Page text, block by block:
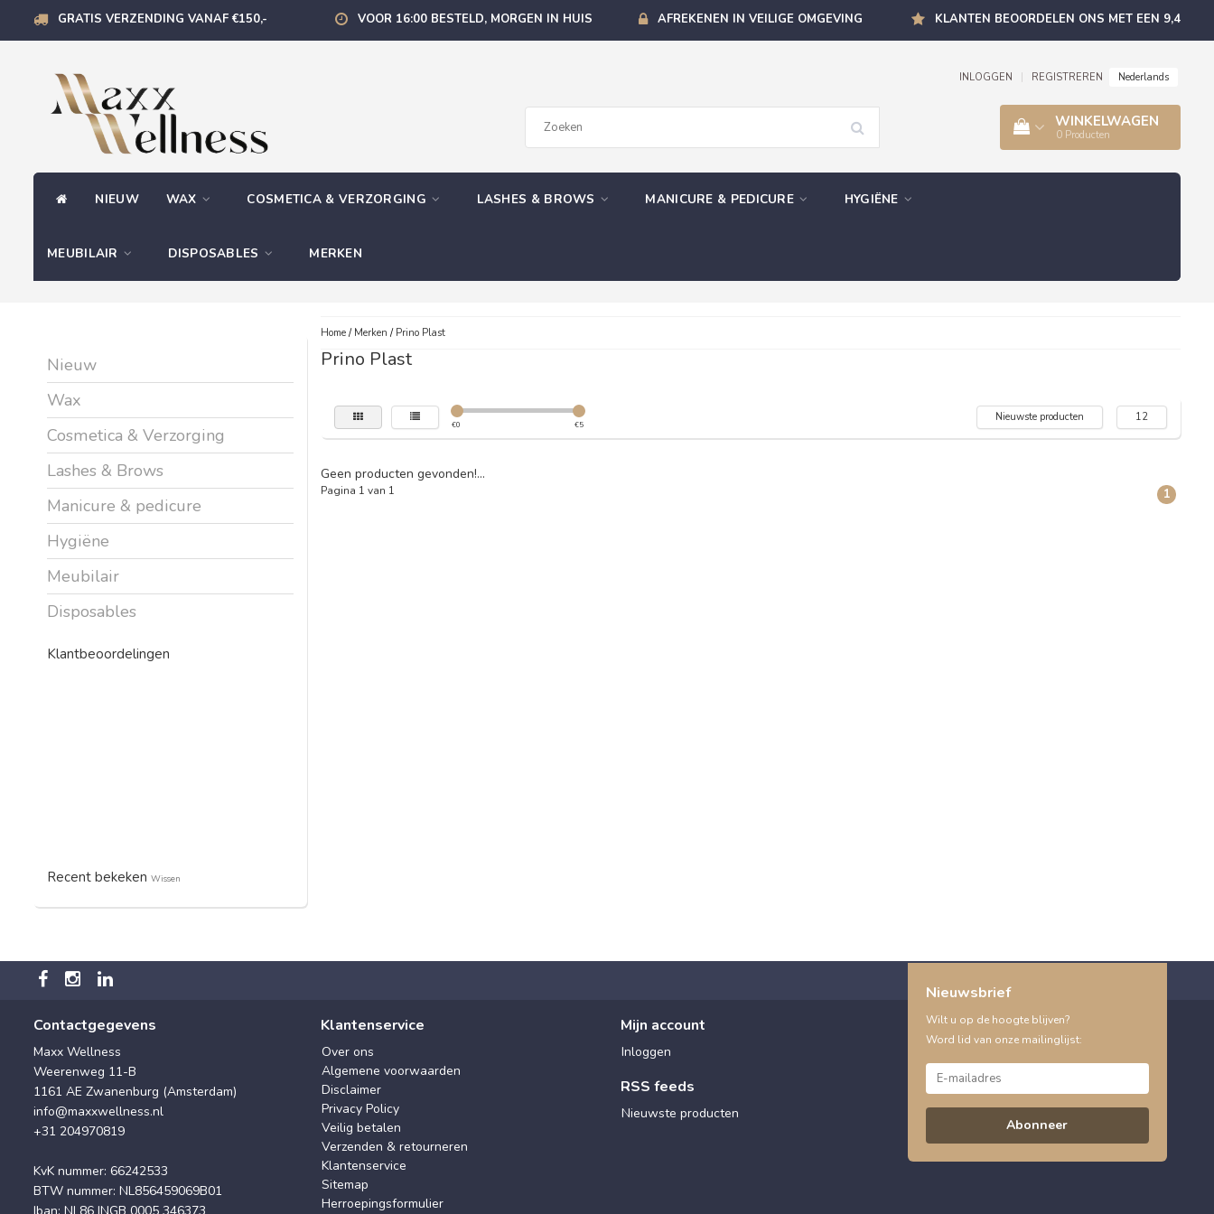
GRATIS VERZENDING VANAF €150,- VOOR 16:00 BESTELD, MORGEN IN HUIS AFREKENEN IN VEILIGE OMGEVING KLANTEN BEOORDELEN ONS MET EEN 9,4
INLOGGEN REGISTREREN Nederlands
WINKELWAGEN
0 Producten
NIEUW WAX COSMETICA & VERZORGING LASHES & BROWS MANICURE & PEDICURE HYGIËNE
MEUBILAIR DISPOSABLES MERKEN
Nieuw
Wax
Cosmetica & Verzorging
Lashes & Brows
Manicure & pedicure
Hygiëne
Meubilair
Disposables
Klantbeoordelingen
Recent bekeken Wissen
Home/ Merken / Prino Plast
Prino Plast
€0 €5
Nieuwste producten 12
Geen producten gevonden!...
Pagina 1 van 1 1
Contactgegevens
Maxx Wellness
Weerenweg 11-B
1161 AE Zwanenburg (Amsterdam)
info@maxxwellness.nl
+31 204970819
KvK nummer: 66242533
BTW nummer: NL856459069B01
Iban: NL86 INGB 0005 346373
Klantenservice
Over ons
Algemene voorwaarden
Disclaimer
Privacy Policy
Veilig betalen
Verzenden & retourneren
Klantenservice
Sitemap
Herroepingsformulier
Mijn account
Inloggen
RSS feeds
Nieuwste producten
Nieuwsbrief
Wilt u op de hoogte blijven?
Word lid van onze mailinglijst:
Abonneer